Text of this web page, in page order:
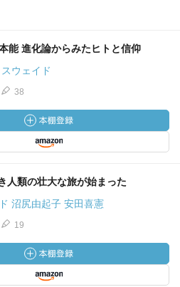
能 進化論からみたヒトと信仰
ウェイド
38
人類の壮大な旅が始まった
沼尻由起子 安田喜憲
19